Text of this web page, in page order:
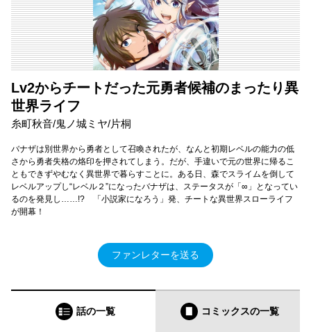
Lv2からチートだった元勇者候補のまったり異
世界ライフ
糸町秋音/鬼ノ城ミヤ/片桐
バナザは別世界から勇者として召喚されたが、なんと初期レベルの能力の低
さから勇者失格の烙印を押されてしまう。だが、手違いで元の世界に帰るこ
ともできずやむなく異世界で暮らすことに。ある日、森でスライムを倒して
レベルアップし“レベル２”になったバナザは、ステータスが「∞」となってい
るのを発見し……!? 「小説家になろう」発、チートな異世界スローライフ
が開幕！
ファンレターを送る
話の一覧 コミックスの一覧